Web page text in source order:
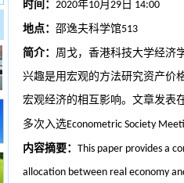
时间： 2020年10月 29 日 14:00
地点： 邵逸夫科学馆513
简介： 周戈， 香港科技大学经济
兴趣是用宏观的方法研究资产价
宏观经济的相互影响。文章发表
多次入选Econometric Society
内容摘要： This paper provides a
allocation between real economy